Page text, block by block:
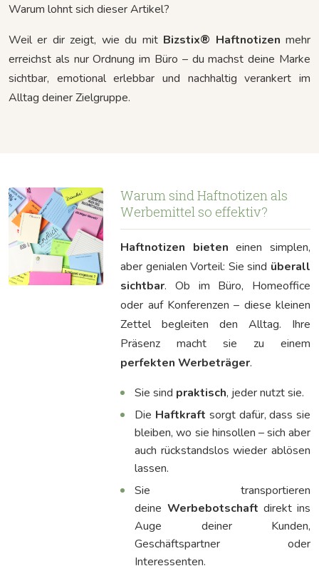
Warum lohnt sich dieser Artikel?
Weil er dir zeigt, wie du mit Bizstix® Haftnotizen mehr
erreichst als nur Ordnung im Büro – du machst deine Marke
sichtbar, emotional erlebbar und nachhaltig verankert im
Alltag deiner Zielgruppe.
Warum sind Haftnotizen als
Werbemittel so effektiv?
Haftnotizen bieten einen simplen,
aber genialen Vorteil: Sie sind überall
sichtbar. Ob im Büro, Homeoffice
oder auf Konferenzen – diese kleinen
Zettel begleiten den Alltag. Ihre
Präsenz macht sie zu einem
perfekten Werbeträger.
Sie sind praktisch, jeder nutzt sie.
Die Haftkraft sorgt dafür, dass sie
bleiben, wo sie hinsollen – sich aber
auch rückstandslos wieder ablösen
lassen.
Sie transportieren
deine Werbebotschaft direkt ins
Auge deiner Kunden,
Geschäftspartner oder
Interessenten.